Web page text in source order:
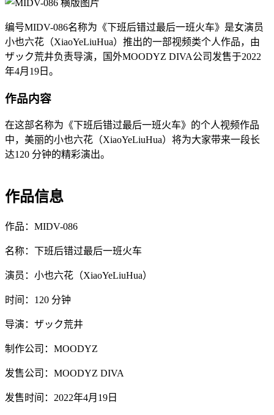
编号MIDV-086名称为《下班后错过最后一班火车》是女演员
小也六花（XiaoYeLiuHua）推出的一部视频类个人作品，由
ザック荒井负责导演，国外MOODYZ DIVA公司发售于2022
年4月19日。
作品内容
在这部名称为《下班后错过最后一班火车》的个人视频作品
中，美丽的小也六花（XiaoYeLiuHua）将为大家带来一段长
达120 分钟的精彩演出。
作品信息
作品：MIDV-086
名称：下班后错过最后一班火车
演员：小也六花（XiaoYeLiuHua）
时间：120 分钟
导演：ザック荒井
制作公司：MOODYZ
发售公司：MOODYZ DIVA
发售时间：2022年4月19日